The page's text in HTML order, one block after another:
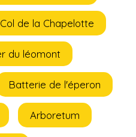
de la Chapelotte
du léomont
Batterie de l'éperon
Arboretum